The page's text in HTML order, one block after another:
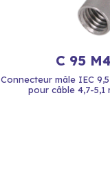
C 95
Connecteur mâle IEC
pour câble 4,7-5,1